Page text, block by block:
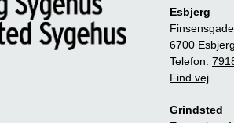
Esbjerg
6700 Esbjerg
Telefon:
Find vej
Grindsted